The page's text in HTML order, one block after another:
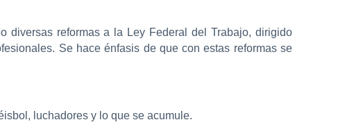
diversas reformas a la Ley Federal del Trabajo, dirigido
Se hace énfasis de que con estas reformas se
luchadores y lo que se acumule.